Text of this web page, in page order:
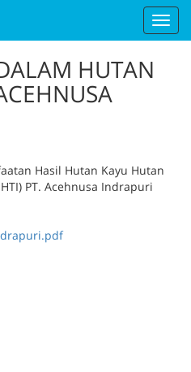
HUTAN
Hasil Hutan Kayu Hutan
PT. Acehnusa Indrapuri